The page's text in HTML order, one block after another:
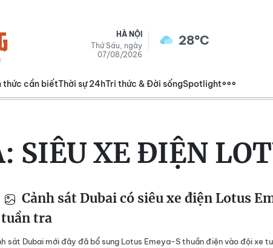
HÀ NỘI
Thứ Sáu, ngày
07/08/2026
28°C
thức cần biếtThời sự 24hTri thức & Đời sốngSpotlight
SIÊU XE ĐIỆN
Cảnh sát Dubai có siêu xe điện Lotus
tra
sát Dubai mới đây đã bổ sung Lotus Emeya-S thuần điện vào đội xe